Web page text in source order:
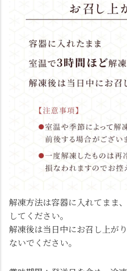
解凍方法は容器に入れてまま
してください。
解凍後は当日中にお召し上が
ないでください。